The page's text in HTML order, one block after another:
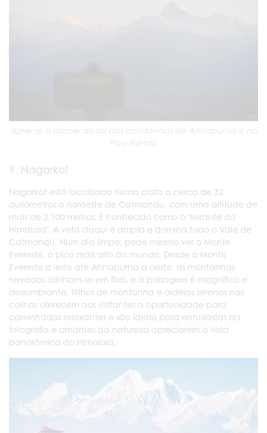
Aprecie o nascer do sol nas montanhas de Annapurna e no
Pico Fishtail.
9. Nagarkot
Nagarkot está localizado numa crista a cerca de 32
quilómetros a nordeste de Catmandu, com uma altitude de
mais de 2.100 metros. É conhecido como o "Mirante do
Himalaia". A vista daqui é ampla e domina todo o Vale de
Catmandu. Num dia limpo, pode mesmo ver o Monte
Evereste, o pico mais alto do mundo. Desde o Monte
Evereste a leste até Annapurna a oeste, as montanhas
nevadas alinham-se em filas, e a paisagem é magnífica e
deslumbrante. Trilhos de montanha e aldeias serenas nas
colinas oferecem aos visitantes a oportunidade para
caminhadas relaxantes e são ideais para entusiastas da
fotografia e amantes da natureza apreciarem a vista
panorâmica do Himalaia.